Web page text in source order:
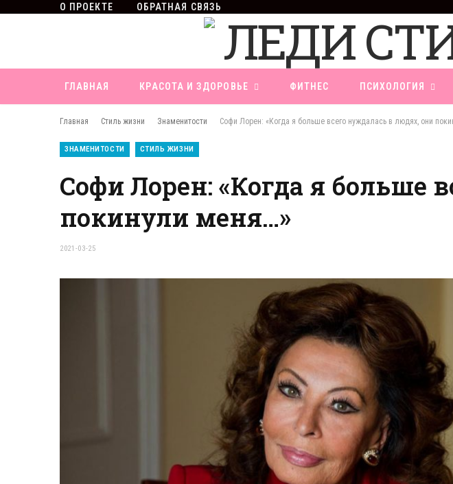
О ПРОЕКТЕ ОБРАТНАЯ СВЯЗЬ
ГЛАВНАЯ КРАСОТА И ЗДОРОВЬЕ ФИТНЕС ПСИХОЛОГИЯ
Главная Стиль жизни Знаменитости Софи Лорен: «Когда я больше всего нуждалась в людях, они
ЗНАМЕНИТОСТИ СТИЛЬ ЖИЗНИ
Софи Лорен: «Когда я больше
покинули меня…»
2021-03-25